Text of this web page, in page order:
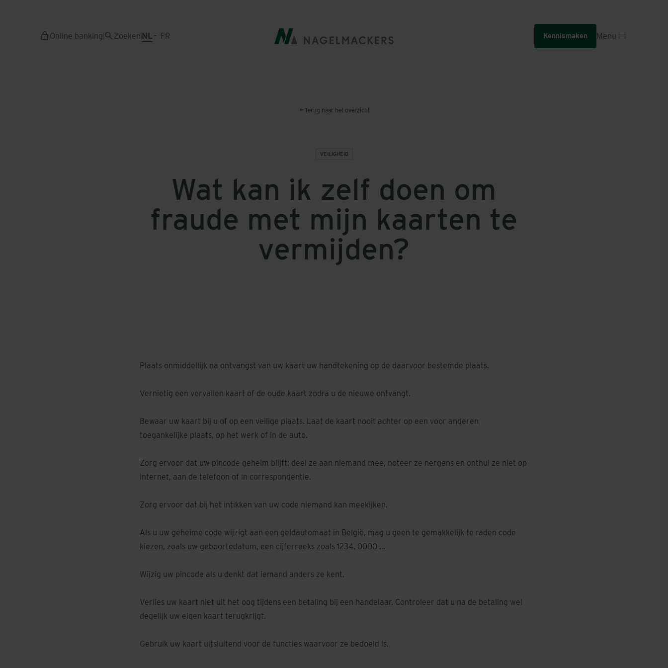
Online banking Zoeken NL FR Kennismaken Menu
Terug naar het overzicht
VEILIGHEID
Wat kan ik zelf doen om
fraude met mijn kaarten te
vermijden?
Plaats onmiddellijk na ontvangst van uw kaart uw handtekening op de daarvoor bestemde plaats.
Vernietig een vervallen kaart of de oude kaart zodra u de nieuwe ontvangt.
Bewaar uw kaart bij u of op een veilige plaats. Laat de kaart nooit achter op een voor anderen
toegankelijke plaats, op het werk of in de auto.
Zorg ervoor dat uw pincode geheim blijft: deel ze aan niemand mee, noteer ze nergens en onthul ze niet op
internet, aan de telefoon of in correspondentie.
Zorg ervoor dat bij het intikken van uw code niemand kan meekijken.
Als u uw geheime code wijzigt aan een geldautomaat in België, mag u geen te gemakkelijk te raden code
kiezen, zoals uw geboortedatum, een cijferreeks zoals 1234, 0000 ...
Wijzig uw pincode als u denkt dat iemand anders ze kent.
Verlies uw kaart niet uit het oog tijdens een betaling bij een handelaar. Controleer dat u na de betaling wel
degelijk uw eigen kaart terugkrijgt.
Gebruik uw kaart uitsluitend voor de functies waarvoor ze bedoeld is.